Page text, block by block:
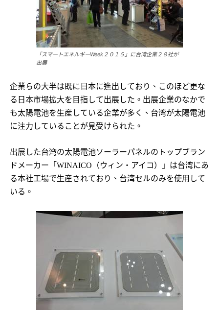
「スマートエネルギーWeek２０１５」に台湾企業２８社が
出展
企業らの大半は既に日本に進出しており、このほど更な
る日本市場拡大を目指して出展した。出展企業のなかで
も太陽電池を生産している企業が多く、台湾が太陽電池
に注力していることが見受けられた。
出展した台湾の太陽電池ソーラーパネルのトップブラン
ドメーカー「WINAICO
（ウィン・アイコ）」は台湾にあ
る本社工場で生産されており、台湾セルのみを使用して
いる。